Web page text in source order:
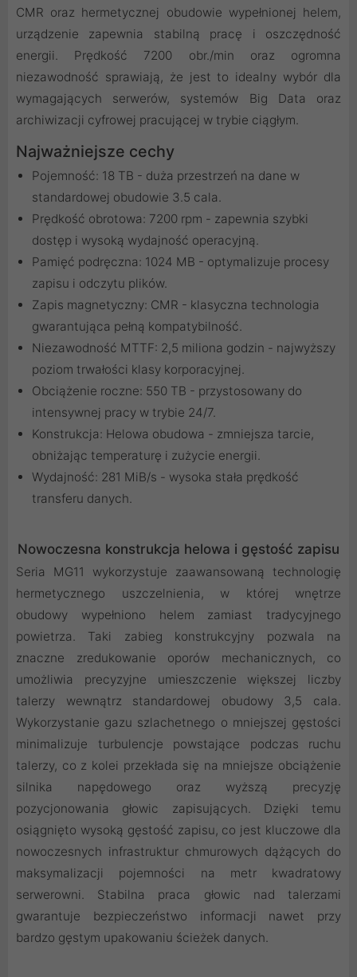
CMR oraz hermetycznej obudowie wypełnionej helem,
urządzenie zapewnia stabilną pracę i oszczędność
energii. Prędkość 7200 obr./min oraz ogromna
niezawodność sprawiają, że jest to idealny wybór dla
wymagających serwerów, systemów Big Data oraz
archiwizacji cyfrowej pracującej w trybie ciągłym.
Najważniejsze cechy
Pojemność: 18 TB - duża przestrzeń na dane w
standardowej obudowie 3.5 cala.
Prędkość obrotowa: 7200 rpm - zapewnia szybki
dostęp i wysoką wydajność operacyjną.
Pamięć podręczna: 1024 MB - optymalizuje procesy
zapisu i odczytu plików.
Zapis magnetyczny: CMR - klasyczna technologia
gwarantująca pełną kompatybilność.
Niezawodność MTTF: 2,5 miliona godzin - najwyższy
poziom trwałości klasy korporacyjnej.
Obciążenie roczne: 550 TB - przystosowany do
intensywnej pracy w trybie 24/7.
Konstrukcja: Helowa obudowa - zmniejsza tarcie,
obniżając temperaturę i zużycie energii.
Wydajność: 281 MiB/s - wysoka stała prędkość
transferu danych.
Nowoczesna konstrukcja helowa i gęstość zapisu
Seria MG11 wykorzystuje zaawansowaną technologię
hermetycznego uszczelnienia, w której wnętrze
obudowy wypełniono helem zamiast tradycyjnego
powietrza. Taki zabieg konstrukcyjny pozwala na
znaczne zredukowanie oporów mechanicznych, co
umożliwia precyzyjne umieszczenie większej liczby
talerzy wewnątrz standardowej obudowy 3,5 cala.
Wykorzystanie gazu szlachetnego o mniejszej gęstości
minimalizuje turbulencje powstające podczas ruchu
talerzy, co z kolei przekłada się na mniejsze obciążenie
silnika napędowego oraz wyższą precyzję
pozycjonowania głowic zapisujących. Dzięki temu
osiągnięto wysoką gęstość zapisu, co jest kluczowe dla
nowoczesnych infrastruktur chmurowych dążących do
maksymalizacji pojemności na metr kwadratowy
serwerowni. Stabilna praca głowic nad talerzami
gwarantuje bezpieczeństwo informacji nawet przy
bardzo gęstym upakowaniu ścieżek danych.